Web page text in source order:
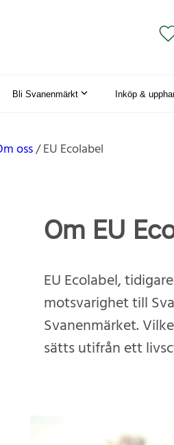
Bli Svanenmärkt Inköp &
oss EU Ecolabel
Om EU
EU Ecolabel,
motsvarighet till
Svanenmärket.
sätts utifrån ett